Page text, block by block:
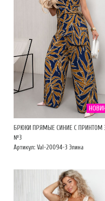
БРЮКИ ПРЯМЫЕ СИНИЕ С ПРИНТОМ
№3
Артикул: Val-20094-3 Элина